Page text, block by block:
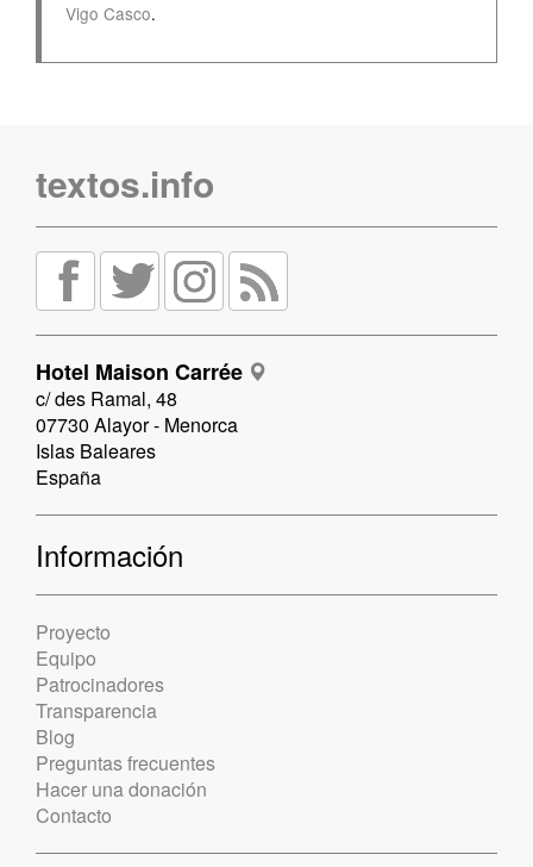
Vigo Casco.
textos.info
Hotel Maison Carrée
c/ des Ramal, 48
07730 Alayor - Menorca
Islas Baleares
España
Información
Proyecto
Equipo
Patrocinadores
Transparencia
Blog
Preguntas frecuentes
Hacer una donación
Contacto